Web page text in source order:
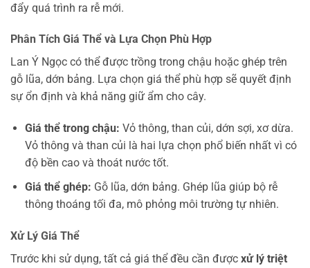
đẩy quá trình ra rễ mới.
Phân Tích Giá Thể và Lựa Chọn Phù Hợp
Lan Ý Ngọc có thể được trồng trong chậu hoặc ghép trên
gỗ lũa, dớn bảng. Lựa chọn giá thể phù hợp sẽ quyết định
sự ổn định và khả năng giữ ẩm cho cây.
Giá thể trong chậu: Vỏ thông, than củi, dớn sợi, xơ dừa.
Vỏ thông và than củi là hai lựa chọn phổ biến nhất vì có
độ bền cao và thoát nước tốt.
Giá thể ghép: Gỗ lũa, dớn bảng. Ghép lũa giúp bộ rễ
thông thoáng tối đa, mô phỏng môi trường tự nhiên.
Xử Lý Giá Thể
Trước khi sử dụng, tất cả giá thể đều cần được xử lý triệt